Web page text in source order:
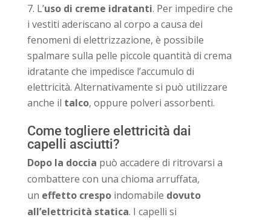
L’uso di creme idratanti. Per impedire che
i vestiti aderiscano al corpo a causa dei
fenomeni di elettrizzazione, è possibile
spalmare sulla pelle piccole quantità di crema
idratante che impedisce l’accumulo di
elettricità. Alternativamente si può utilizzare
anche il talco, oppure polveri assorbenti.
Come togliere elettricità dai
capelli asciutti?
Dopo la doccia può accadere di ritrovarsi a
combattere con una chioma arruffata,
un effetto crespoindomabile dovuto
all’elettricità statica. I capelli si